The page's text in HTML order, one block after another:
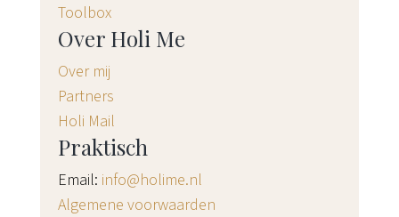
Toolbox
Over Holi Me
Over mij
Partners
Holi Mail
Praktisch
Email: info@holime.nl
Algemene voorwaarden